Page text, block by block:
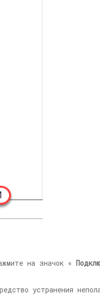
на значок «
устранения